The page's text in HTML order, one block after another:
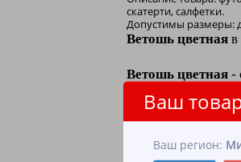
Ваш
Ваш регион:
скатерти, салфетки.
Допустимы размеры:
Ветошь цветная в
Ветошь цветная -
производстве, так
Ветошь цветная-
Сегодня ветошь